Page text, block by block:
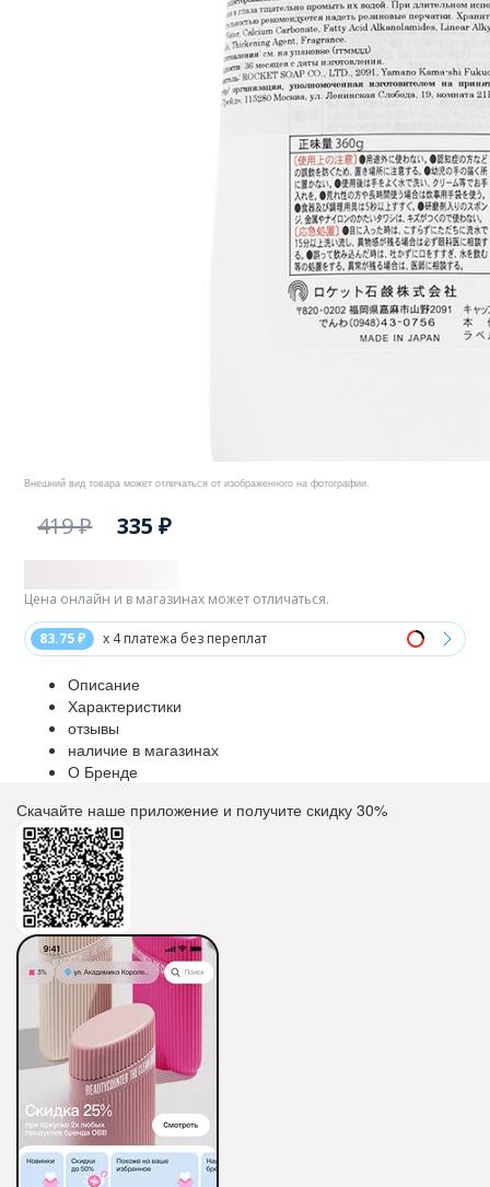
Внешний вид товара может отличаться от изображенного на фотографии.
419 ₽ 335 ₽
83.75 ₽ x 4 платежа без переплат
Цена онлайн и в магазинах может отличаться.
Описание
Характеристики
отзывы
наличие в магазинах
О Бренде
Скачайте наше приложение и получите скидку 30%